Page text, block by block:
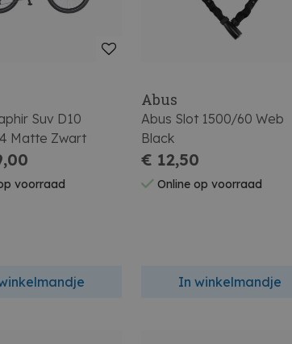
Suv D10
Matte Zwart
voorraad
Abus
Abus Slot 1500/60 Web
Black
€ 12,50
Online op voorraad
In winkelmandje